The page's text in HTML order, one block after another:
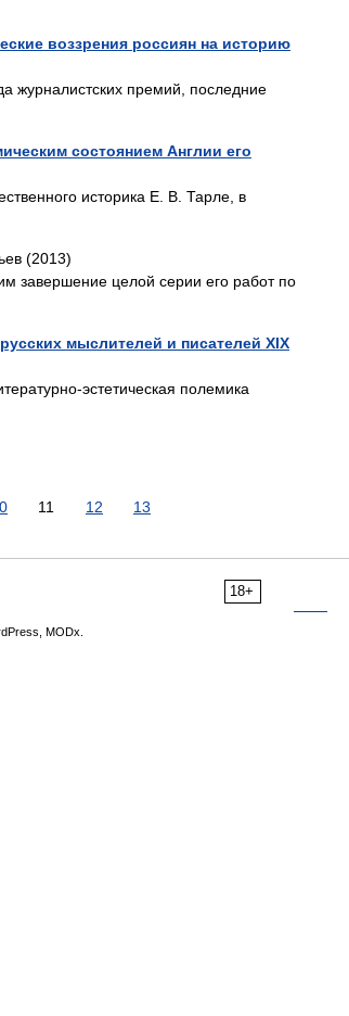
воззрения россиян на историю
журналистских премий, последние
состоянием Англии его
историка Е. В. Тарле, в
(2013)
завершение целой серии его работ по
мыслителей и писателей XIX
эстетическая полемика
11 12 13
18+
MODx.